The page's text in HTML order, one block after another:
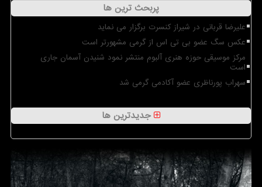
پربحث ترین ها
علیرضا قربانی در شیراز کنسرت برگزار می نماید
عکس سگ عضو بی تی اس از گرمی مشهورتر است
مرکز موسیقی حوزه هنری آلبوم منتشر نمود شنیدن آسمان جاری
است
سهراب پورناظری عضو آکادمی گرمی شد
جدیدترین ها